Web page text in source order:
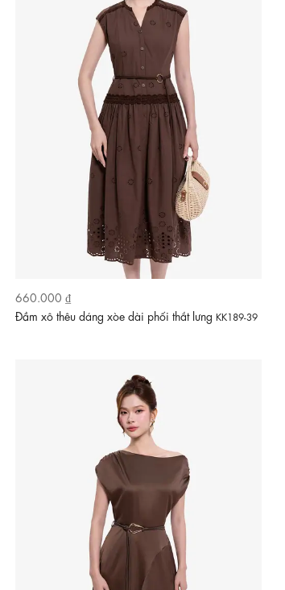
660.000 ₫
Đầm xô thêu dáng xòe dài phối thắt lưng KK189-39